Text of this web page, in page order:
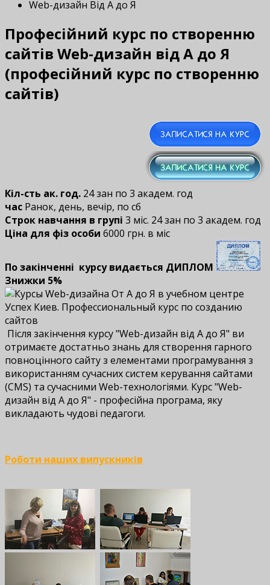
Web-дизайн Від А до Я
Професійний курс по створенню
сайтів Web-дизайн від А до Я
(професійний курс по створенню
сайтів)
Кіл-сть ак. год. 24 зан по 3 академ. год
час Ранок, день, вечір, по сб
Строк навчання в групі 3 міс. 24 зан по 3 академ. год
Ціна для фіз особи 6000 грн. в міс
По закінченні курсу видається ДИПЛОМ
Знижки 5%
Після закінчення курсу "Web-дизайн від А до Я" ви
отримаєте достатньо знань для створення гарного
повноцінного сайту з елементами програмування з
використанням сучасних систем керування сайтами
(CMS) та сучасними Web-технологіями. Курс "Web-
дизайн від А до Я" - професійна програма, яку
викладають чудові педагоги.
Роботи наших випускників